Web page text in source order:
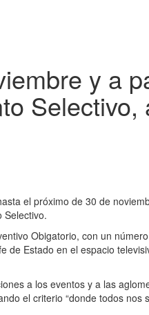
y a
Selectivo,
el próximo de 30 de
Selectivo.
Obigatorio, con un
Estado en el espacio
a los eventos y a las
el criterio “donde todos nos